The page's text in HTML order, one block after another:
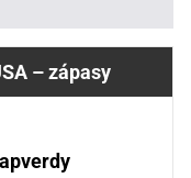
– zápasy